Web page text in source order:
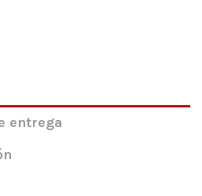
entrega